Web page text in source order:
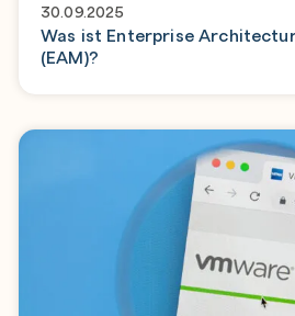
30.09.2025
Was ist Enterprise
(EAM)?